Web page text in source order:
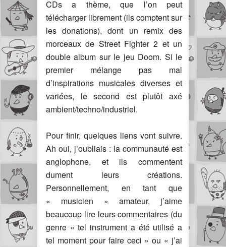
CDs a thème, que l’on peut
télécharger librement (ils comptent sur
les donations), dont un remix des
morceaux de Street Fighter 2 et un
double album sur le jeu Doom. Si le
premier mélange pas mal
d’inspirations musicales diverses et
variées, le second est plutôt axé
ambient/techno/industriel.
Pour finir, quelques liens vont suivre.
Ah oui, j’oubliais : la communauté est
anglophone, et ils commentent
dument leurs créations.
Personnellement, en tant que
« musicien » amateur, j’aime
beaucoup lire leurs commentaires (du
genre « tel instrument a été utilisé a
tel moment pour faire ceci » ou « j’ai